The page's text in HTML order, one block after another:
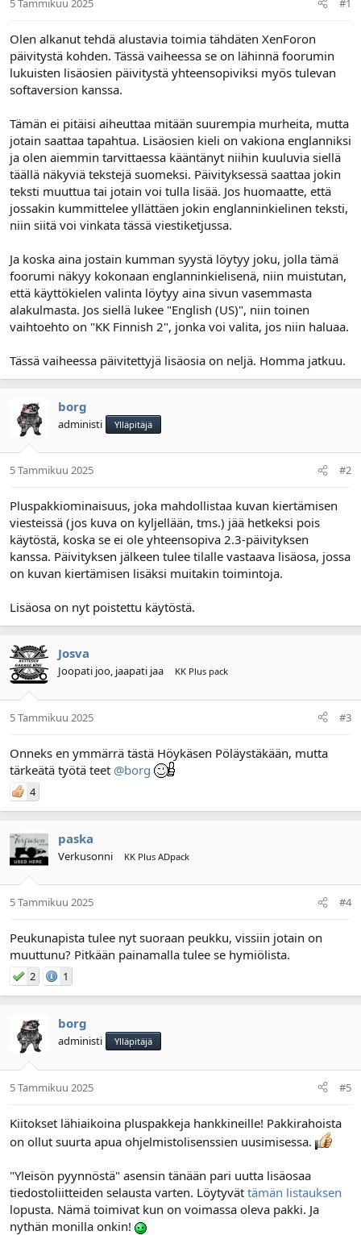
n
l
o
i
t
t
j
a
ä
ä
r
ä
Olen alkanut tehdä alustavia toimia tähdäten XenForon
päivitystä kohden. Tässä vaiheessa se on lähinnä foorumin
lukuisten lisäosien päivitystä yhteensopiviksi myös tulevan
softaversion kanssa.
Tämän ei pitäisi aiheuttaa mitään suurempia murheita, mutta
jotain saattaa tapahtua. Lisäosien kieli on vakiona englanniksi
ja olen aiemmin tarvittaessa kääntänyt niihin kuuluvia siellä
täällä näkyviä tekstejä suomeksi. Päivityksessä saattaa jokin
teksti muuttua tai jotain voi tulla lisää. Jos huomaatte, että
jossakin kummittelee yllättäen jokin englanninkielinen teksti,
niin siitä voi vinkata tässä viestiketjussa.
Ja koska aina jostain kumman syystä löytyy joku, jolla tämä
foorumi näkyy kokonaan englanninkielisenä, niin muistutan,
että käyttökielen valinta löytyy aina sivun vasemmasta
alakulmasta. Jos siellä lukee "English (US)", niin toinen
vaihtoehto on "KK Finnish 2", jonka voi valita, jos niin haluaa.
Tässä vaiheessa päivitettyjä lisäosia on neljä. Homma jatkuu.
borg
administi Ylläpitäjä
5 Tammikuu 2025 #2
Pluspakkiominaisuus, joka mahdollistaa kuvan kiertämisen
viesteissä (jos kuva on kyljellään, tms.) jää hetkeksi pois
käytöstä, koska se ei ole yhteensopiva 2.3-päivityksen
kanssa. Päivityksen jälkeen tulee tilalle vastaava lisäosa, jossa
on kuvan kiertämisen lisäksi muitakin toimintoja.
Lisäosa on nyt poistettu käytöstä.
Josva
Joopati joo, jaapati jaa KK Plus pack
5 Tammikuu 2025 #3
Onneks en ymmärrä tästä Höykäsen Pöläystäkään, mutta
tärkeätä työtä teet @borg
4
paska
Verkusonni KK Plus ADpack
5 Tammikuu 2025 #4
Peukunapista tulee nyt suoraan peukku, vissiin jotain on
muuttunu? Pitkään painamalla tulee se hymiölista.
2 1
borg
administi Ylläpitäjä
5 Tammikuu 2025 #5
Kiitokset lähiaikoina pluspakkeja hankkineille! Pakkirahoista
on ollut suurta apua ohjelmistolisenssien uusimisessa.
"Yleisön pyynnöstä" asensin tänään pari uutta lisäosaa
tiedostoliitteiden selausta varten. Löytyvät tämän listauksen
lopusta. Nämä toimivat kun on voimassa oleva pakki. Ja
nythän monilla onkin!